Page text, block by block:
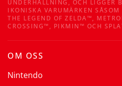
UNDERHÅLLNING, OCH LIGGER
IKONISKA VARUMÄRKEN
THE LEGEND OF ZELDA™,
CROSSING™, PIKMIN™ OCH
OM OSS
Nintendo